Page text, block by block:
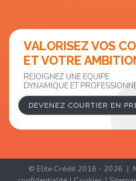
VALORISEZ VOS
ET VOTRE
REJOIGNEZ UNE EQUIPE
DYNAMIQUE ET
DEVENEZ COURTIER EN
© Elite Crédit2016 - 2026 |